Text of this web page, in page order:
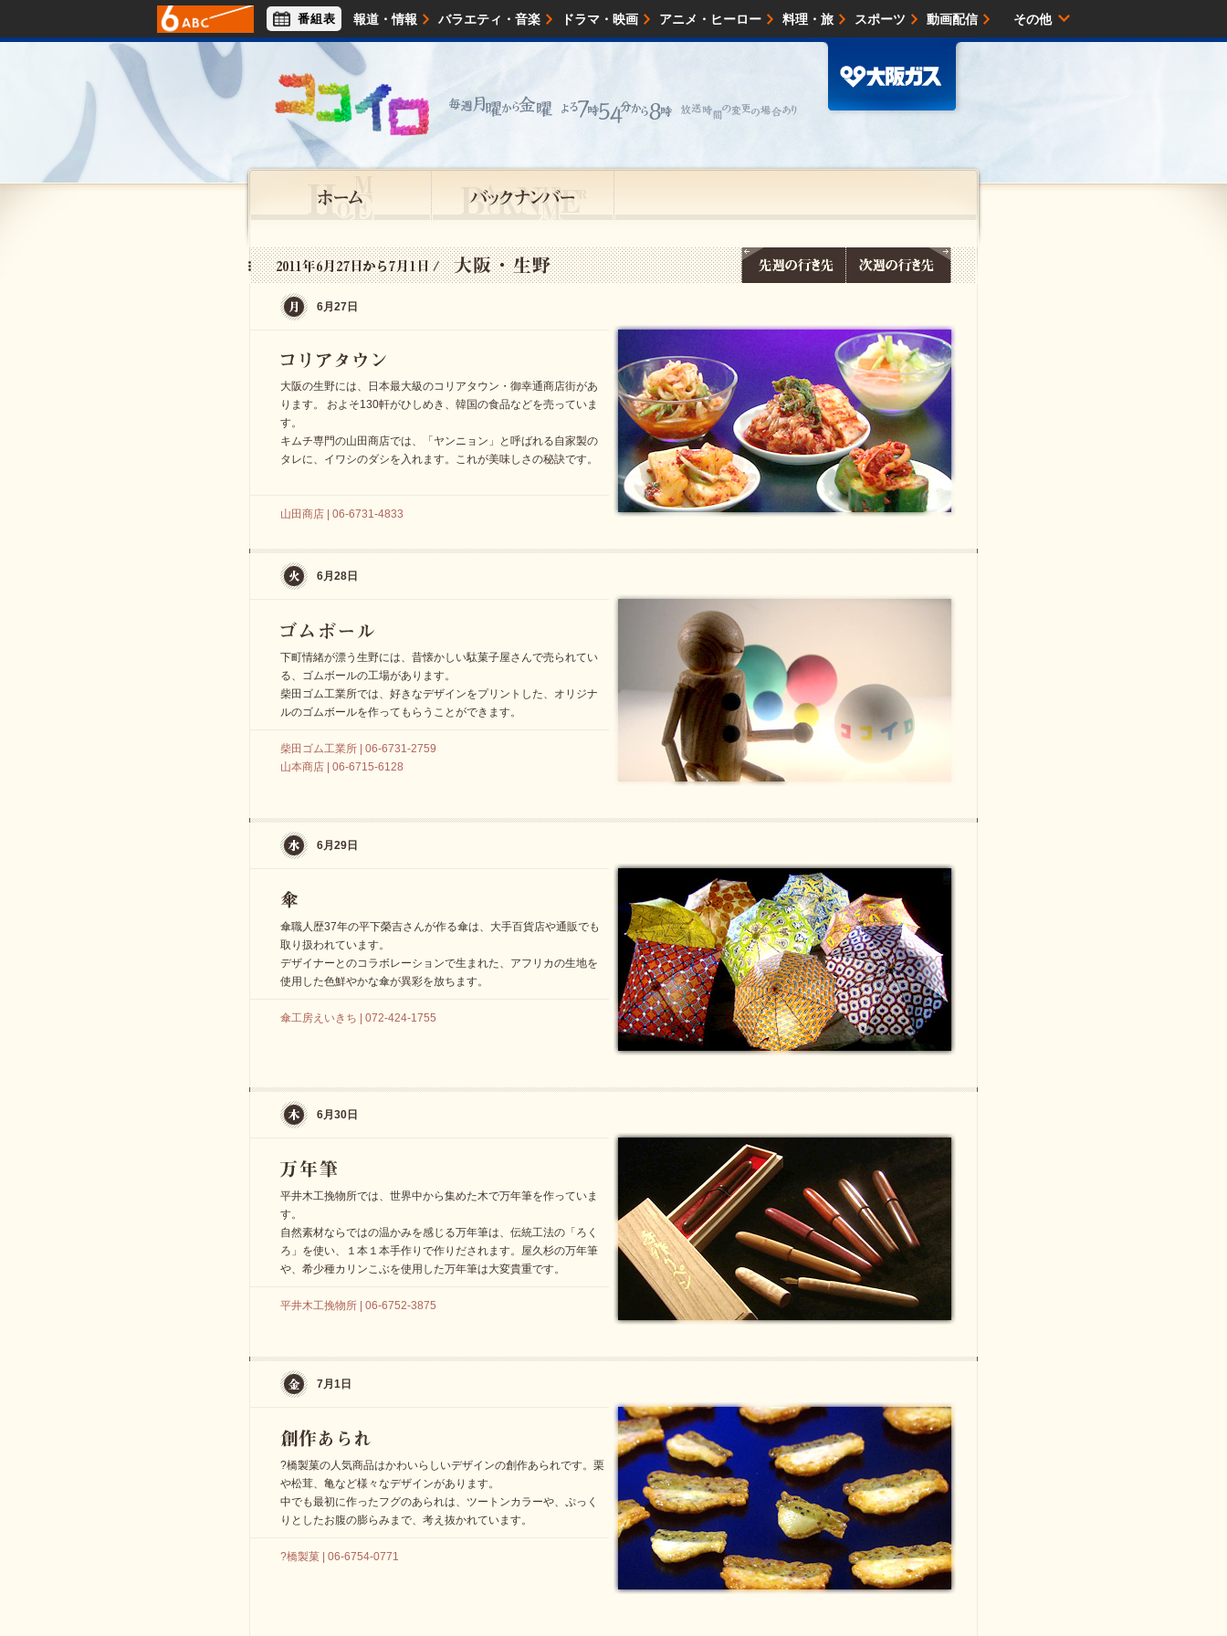
報道・情報 バラエティ・音楽 ドラマ・映画 アニメ・ヒーロー 料理・旅 スポーツ 動画配信
アナウンサー ライフスタイル
番組表 その他
6月27日
大阪の生野には、日本最大級のコリアタウン・御幸通商店街があ
ります。 およそ130軒がひしめき、韓国の食品などを売っていま
す。
キムチ専門の山田商店では、「ヤンニョン」と呼ばれる自家製の
タレに、イワシのダシを入れます。これが美味しさの秘訣です。
山田商店 | 06-6731-4833
6月28日
下町情緒が漂う生野には、昔懐かしい駄菓子屋さんで売られてい
る、ゴムボールの工場があります。
柴田ゴム工業所では、好きなデザインをプリントした、オリジナ
ルのゴムボールを作ってもらうことができます。
柴田ゴム工業所 | 06-6731-2759
山本商店 | 06-6715-6128
6月29日
傘職人歴37年の平下榮吉さんが作る傘は、大手百貨店や通販でも
取り扱われています。
デザイナーとのコラボレーションで生まれた、アフリカの生地を
使用した色鮮やかな傘が異彩を放ちます。
傘工房えいきち | 072-424-1755
6月30日
平井木工挽物所では、世界中から集めた木で万年筆を作っていま
す。
自然素材ならではの温かみを感じる万年筆は、伝統工法の「ろく
ろ」を使い、１本１本手作りで作りだされます。屋久杉の万年筆
や、希少種カリンこぶを使用した万年筆は大変貴重です。
平井木工挽物所 | 06-6752-3875
7月1日
?橋製菓の人気商品はかわいらしいデザインの創作あられです。栗
や松茸、亀など様々なデザインがあります。
中でも最初に作ったフグのあられは、ツートンカラーや、ぷっく
りとしたお腹の膨らみまで、考え抜かれています。
?橋製菓 | 06-6754-0771